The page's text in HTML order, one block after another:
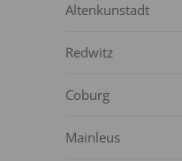
Altenkunstadt
Redwitz
Coburg
Mainleus